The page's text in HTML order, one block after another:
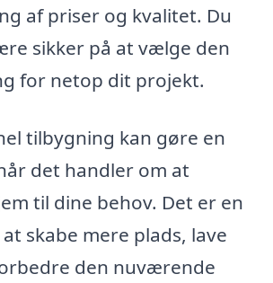
af priser og kvalitet. Du
sikker på at vælge den
for netop dit projekt.
tilbygning kan gøre en
det handler om at
til dine behov. Det er en
skabe mere plads, lave
den nuværende